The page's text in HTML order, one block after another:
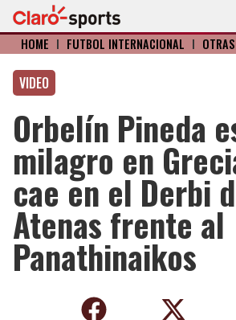
HOME I FÚTBOL INTERNACIONAL I
VIDEO
Orbelín Pineda
milagro en
cae en el Derbi
Atenas frente al
Panathinaikos